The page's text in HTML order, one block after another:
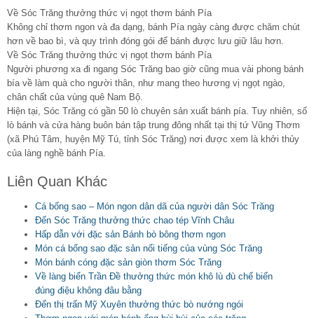
Về Sóc Trăng thưởng thức vị ngọt thơm bánh Pía
Không chỉ thơm ngon và đa dạng, bánh Pía ngày càng được chăm chút
hơn về bao bì, và quy trình đóng gói để bánh được lưu giữ lâu hơn.
Về Sóc Trăng thưởng thức vị ngọt thơm bánh Pía
Người phương xa đi ngang Sóc Trăng bao giờ cũng mua vài phong bánh
bía về làm quà cho người thân, như mang theo hương vị ngọt ngào,
chân chất của vùng quê Nam Bộ.
Hiện tại, Sóc Trăng có gần 50 lò chuyên sản xuất bánh pía. Tuy nhiên, số
lò bánh và cửa hàng buôn bán tập trung đông nhất tại thị tứ Vũng Thơm
(xã Phú Tâm, huyện Mỹ Tú, tỉnh Sóc Trăng) nơi được xem là khởi thủy
của làng nghề bánh Pía.
Liên Quan Khác
Cá bống sao – Món ngon dân dã của người dân Sóc Trăng
Đến Sóc Trăng thưởng thức chao tép Vĩnh Châu
Hấp dẫn với đặc sản Bánh bò bông thơm ngon
Món cá bống sao đặc sản nổi tiếng của vùng Sóc Trăng
Món bánh cóng đặc sản giòn thơm Sóc Trăng
Về làng biển Trần Đề thưởng thức món khô lù đù chế biến
đúng điệu không đâu bằng
Đến thị trấn Mỹ Xuyên thưởng thức bò nướng ngói